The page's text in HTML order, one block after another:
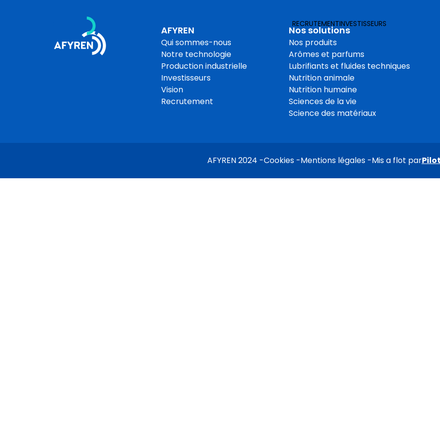
Notre technologie
Production industrielle
RECRUTEMENTINVESTISSEURS
Qualité et
AFYREN
Qui sommes-nous
Notre technologie
Production industrielle
Investisseurs
Vision
Recrutement
Nos solutions
Nos produits
Arômes et parfums
Lubrifiants et fluides techniques
Nutrition animale
Nutrition humaine
Sciences de la vie
Science des matériaux
AFYREN 2024 Cookies Mentions légales Mis a flot par